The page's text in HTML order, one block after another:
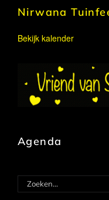
Nirwana
Bekijk kalender
Agenda
Zoeken
naar: